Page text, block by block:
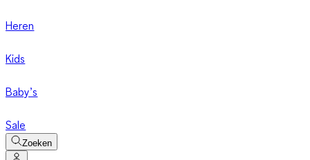
Heren
Kids
Baby’s
Sale
Zoeken